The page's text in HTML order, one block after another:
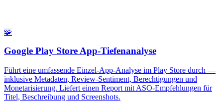
🧩
Google Play Store App-Tiefenanalyse
Führt eine umfassende Einzel-App-Analyse im Play Store durch —
inklusive Metadaten, Review-Sentiment, Berechtigungen und
Monetarisierung. Liefert einen Report mit ASO-Empfehlungen für
Titel, Beschreibung und Screenshots.